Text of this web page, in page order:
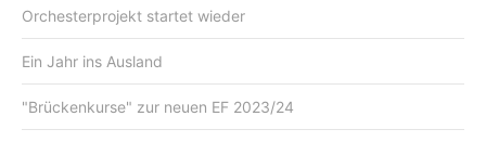
Orchesterprojekt startet wieder
Ein Jahr ins Ausland
"Brückenkurse" zur neuen EF 2023/24